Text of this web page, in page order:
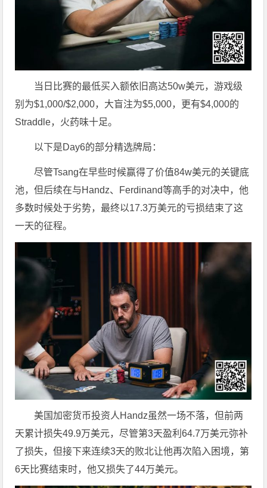
当日比赛的最低买入额依旧高达50w美元，游戏级
别为$1,000/$2,000，大盲注为$5,000，更有$4,000的
Straddle，火药味十足。
以下是Day6的部分精选牌局：
尽管Tsang在早些时候赢得了价值84w美元的关键底
池，但后续在与Handz、Ferdinand等高手的对决中，他
多数时候处于劣势，最终以17.3万美元的亏损结束了这
一天的征程。
美国加密货币投资人Handz虽然一场不落，但前两
天累计损失49.9万美元，尽管第3天盈利64.7万美元弥补
了损失，但接下来连续3天的败北让他再次陷入困境，第
6天比赛结束时，他又损失了44万美元。